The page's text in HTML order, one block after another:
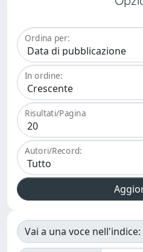
Ordina per:
In ordine:
Risultati/Pagina
Autori/Record:
Vai a una voce nell'indice: